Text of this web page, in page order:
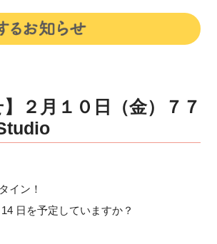
】２月１０日（金）７７
イン！
日を予定していますか？